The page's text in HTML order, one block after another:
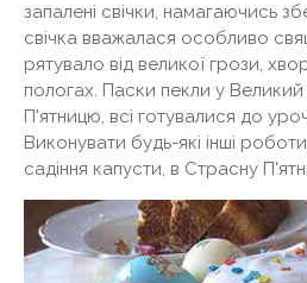
запалені свічки, намагаючись
свічка вважалася особливо
рятувало від великої грози,
пологах. Паски пекли у
П'ятницю, всі готувалися до
Виконувати будь-які інші
садіння капусти, в Страсну